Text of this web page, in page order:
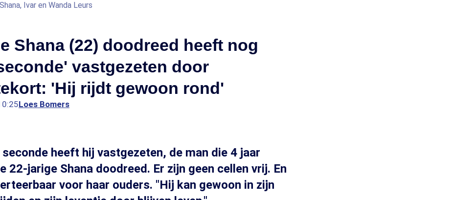
Ivar en Wanda Leurs
Shana (22) doodreed heeft nog
vastgezeten door
'Hij rijdt gewoon rond'
Loes Bomers
seconde heeft hij vastgezeten, de man die 4 jaar
22-jarige Shana doodreed. Er zijn geen cellen vrij. En
voor haar ouders. "Hij kan gewoon in zijn